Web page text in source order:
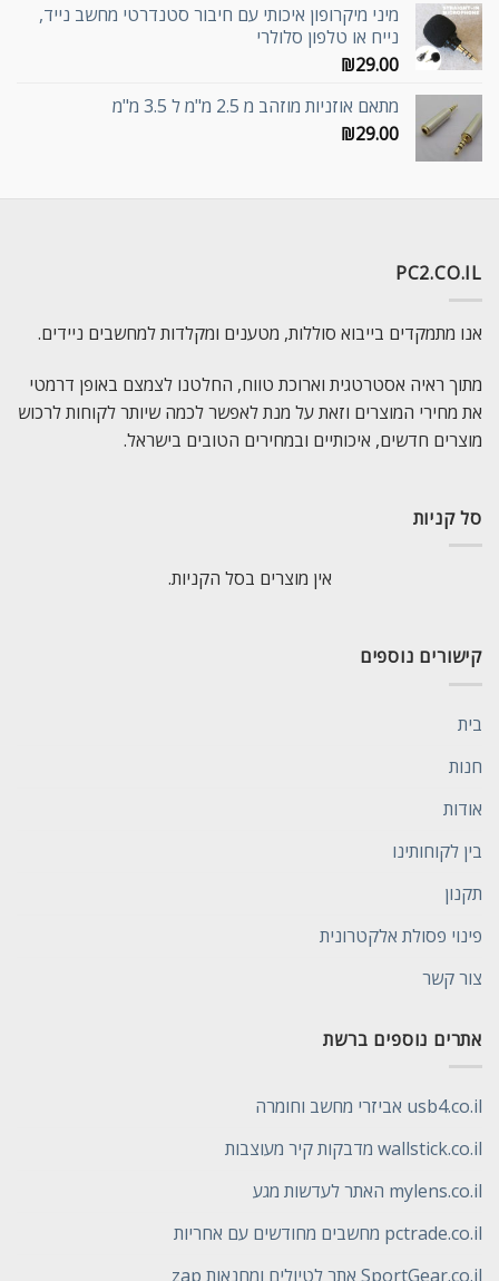
מיני מיקרופון איכותי עם חיבור סטנדרטי מחשב נייד,
נייח או טלפון סלולרי
₪29.00
מתאם אוזניות מוזהב מ 2.5 מ"מ ל 3.5 מ"מ
₪29.00
PC2.CO.IL
אנו מתמקדים בייבוא סוללות, מטענים ומקלדות למחשבים ניידים.
מתוך ראיה אסטרטגית וארוכת טווח, החלטנו לצמצם באופן דרמטי
את מחירי המוצרים וזאת על מנת לאפשר לכמה שיותר לקוחות לרכוש
מוצרים חדשים, איכותיים ובמחירים הטובים בישראל.
סל קניות
אין מוצרים בסל הקניות.
קישורים נוספים
בית
חנות
אודות
בין לקוחותינו
תקנון
פינוי פסולת אלקטרונית
צור קשר
אתרים נוספים ברשת
usb4.co.il אביזרי מחשב וחומרה
wallstick.co.il מדבקות קיר מעוצבות
mylens.co.il האתר לעדשות מגע
pctrade.co.il מחשבים מחודשים עם אחריות
SportGear.co.il אתר לטיולים ומחנאות zap